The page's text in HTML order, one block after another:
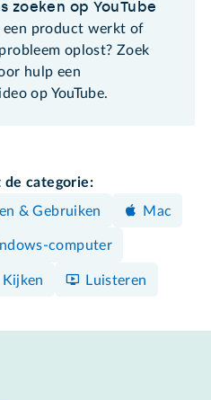
zoeken op YouTube
een product werkt of
oplost? Zoek
hulp een
op YouTube.
de categorie:
& Gebruiken Mac
computer
Kijken Luisteren